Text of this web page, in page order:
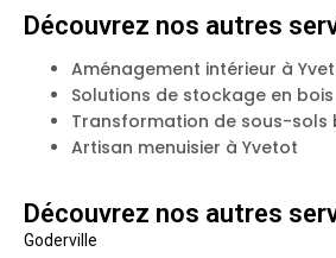
Découvrez nos autres
Aménagement intérieur à
Solutions de stockage en
Transformation de sous-sols
Artisan menuisier à Yvetot
Découvrez nos autres
Goderville